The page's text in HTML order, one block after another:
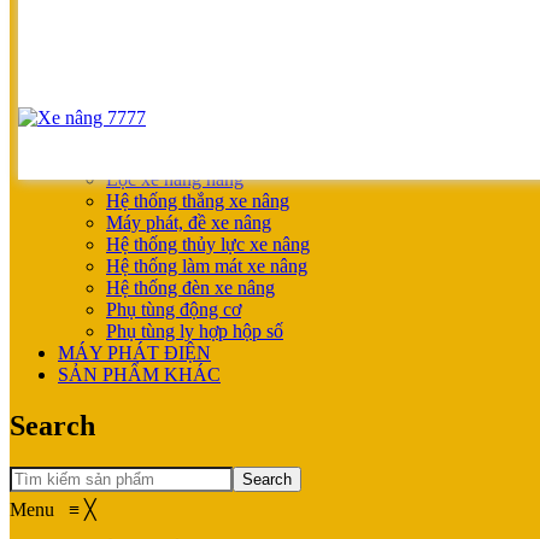
XE NÂNG TAY ĐIỆN
Lọc xe nâng hàng
Hệ thống thắng xe nâng
Máy phát, đề xe nâng
Hệ thống thủy lực xe nâng
Hệ thống làm mát xe nâng
Hệ thống đèn xe nâng
Phụ tùng động cơ
Phụ tùng ly hợp hộp số
MÁY PHÁT ĐIỆN
SẢN PHẨM KHÁC
Search
Search
Menu ≡ ╳